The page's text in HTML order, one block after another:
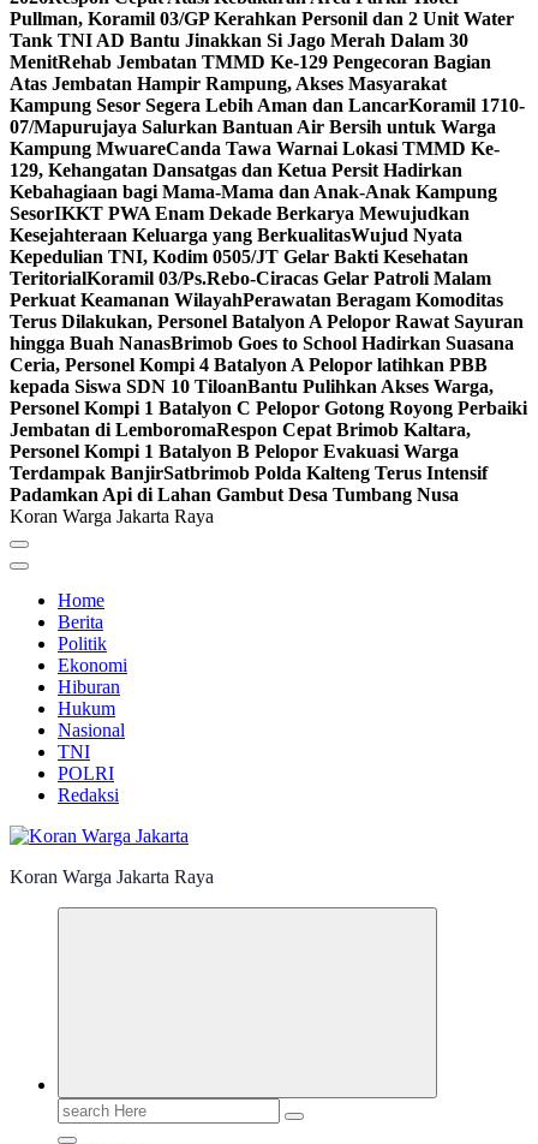
Pullman, Koramil 03/GP Kerahkan Personil dan 2 Unit Water
Tank TNI AD Bantu Jinakkan Si Jago Merah Dalam 30
MenitRehab Jembatan TMMD Ke-129 Pengecoran Bagian
Atas Jembatan Hampir Rampung, Akses Masyarakat
Kampung Sesor Segera Lebih Aman dan LancarKoramil 1710-
07/Mapurujaya Salurkan Bantuan Air Bersih untuk Warga
Kampung MwuareCanda Tawa Warnai Lokasi TMMD Ke-
129, Kehangatan Dansatgas dan Ketua Persit Hadirkan
Kebahagiaan bagi Mama-Mama dan Anak-Anak Kampung
SesorIKKT PWA Enam Dekade Berkarya Mewujudkan
Kesejahteraan Keluarga yang BerkualitasWujud Nyata
Kepedulian TNI, Kodim 0505/JT Gelar Bakti Kesehatan
TeritorialKoramil 03/Ps.Rebo-Ciracas Gelar Patroli Malam
Perkuat Keamanan WilayahPerawatan Beragam Komoditas
Terus Dilakukan, Personel Batalyon A Pelopor Rawat Sayuran
hingga Buah NanasBrimob Goes to School Hadirkan Suasana
Ceria, Personel Kompi 4 Batalyon A Pelopor latihkan PBB
kepada Siswa SDN 10 TiloanBantu Pulihkan Akses Warga,
Personel Kompi 1 Batalyon C Pelopor Gotong Royong Perbaiki
Jembatan di LemboromaRespon Cepat Brimob Kaltara,
Personel Kompi 1 Batalyon B Pelopor Evakuasi Warga
Terdampak BanjirSatbrimob Polda Kalteng Terus Intensif
Padamkan Api di Lahan Gambut Desa Tumbang Nusa
Koran Warga Jakarta Raya
Home
Berita
Politik
Ekonomi
Hiburan
Hukum
Nasional
TNI
POLRI
Redaksi
Koran Warga Jakarta Raya
Search
for: